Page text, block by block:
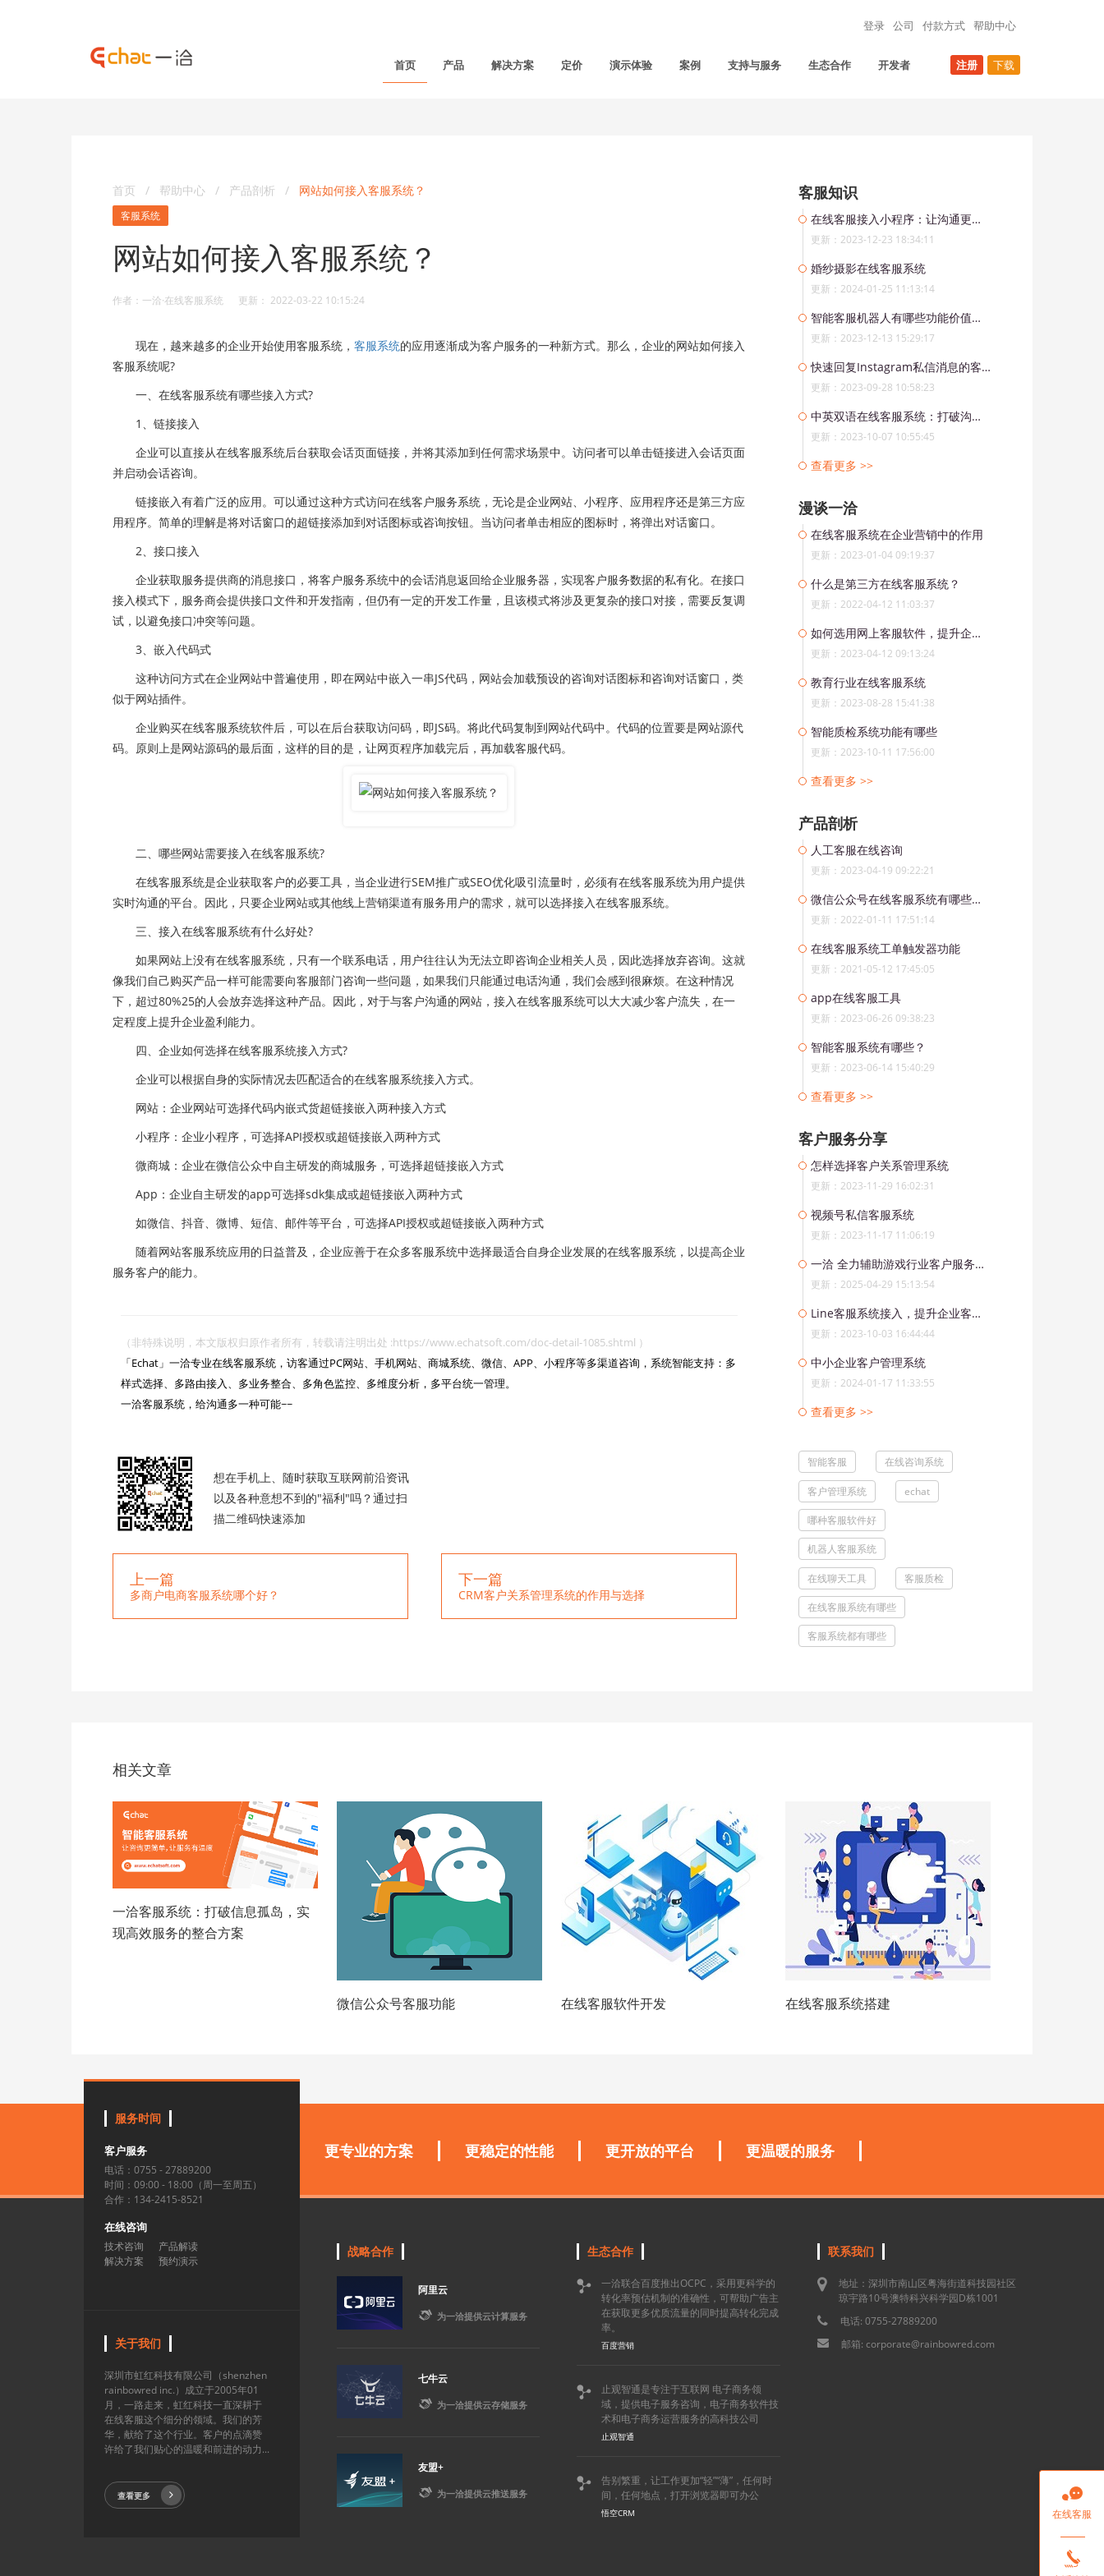
登录 公司 付款方式 帮助中心
首页 产品 解决方案 定价 演示体验 案例 支持与服务 生态合作 开发者 注册 下载
首页 / 帮助中心 / 产品剖析 / 网站如何接入客服系统？
客服系统
网站如何接入客服系统？
作者：一洽·在线客服系统 更新： 2022-03-22 10:15:24
现在，越来越多的企业开始使用客服系统， 客服系统的应用逐渐成为客户服务的一种新方式。那么，企业的网站如何接入
客服系统呢?
一、在线客服系统有哪些接入方式?
1、链接接入
企业可以直接从在线客服系统后台获取会话页面链接，并将其添加到任何需求场景中。访问者可以单击链接进入会话页面
并启动会话咨询。
链接嵌入有着广泛的应用。可以通过这种方式访问在线客户服务系统，无论是企业网站、小程序、应用程序还是第三方应
用程序。简单的理解是将对话窗口的超链接添加到对话图标或咨询按钮。当访问者单击相应的图标时，将弹出对话窗口。
2、接口接入
企业获取服务提供商的消息接口，将客户服务系统中的会话消息返回给企业服务器，实现客户服务数据的私有化。在接口
接入模式下，服务商会提供接口文件和开发指南，但仍有一定的开发工作量，且该模式将涉及更复杂的接口对接，需要反复调
试，以避免接口冲突等问题。
3、嵌入代码式
这种访问方式在企业网站中普遍使用，即在网站中嵌入一串JS代码，网站会加载预设的咨询对话图标和咨询对话窗口，类
似于网站插件。
企业购买在线客服系统软件后，可以在后台获取访问码，即JS码。将此代码复制到网站代码中。代码的位置要是网站源代
码。原则上是网站源码的最后面，这样的目的是，让网页程序加载完后，再加载客服代码。
二、哪些网站需要接入在线客服系统?
在线客服系统是企业获取客户的必要工具，当企业进行SEM推广或SEO优化吸引流量时，必须有在线客服系统为用户提供
实时沟通的平台。因此，只要企业网站或其他线上营销渠道有服务用户的需求，就可以选择接入在线客服系统。
三、接入在线客服系统有什么好处?
如果网站上没有在线客服系统，只有一个联系电话，用户往往认为无法立即咨询企业相关人员，因此选择放弃咨询。这就
像我们自己购买产品一样可能需要向客服部门咨询一些问题，如果我们只能通过电话沟通，我们会感到很麻烦。在这种情况
下，超过80%25的人会放弃选择这种产品。因此，对于与客户沟通的网站，接入在线客服系统可以大大减少客户流失，在一
定程度上提升企业盈利能力。
四、企业如何选择在线客服系统接入方式?
企业可以根据自身的实际情况去匹配适合的在线客服系统接入方式。
网站：企业网站可选择代码内嵌式货超链接嵌入两种接入方式
小程序：企业小程序，可选择API授权或超链接嵌入两种方式
微商城：企业在微信公众中自主研发的商城服务，可选择超链接嵌入方式
App：企业自主研发的app可选择sdk集成或超链接嵌入两种方式
如微信、抖音、微博、短信、邮件等平台，可选择API授权或超链接嵌入两种方式
随着网站客服系统应用的日益普及，企业应善于在众多客服系统中选择最适合自身企业发展的在线客服系统，以提高企业
服务客户的能力。
（非特殊说明，本文版权归原作者所有，转载请注明出处 :https://www.echatsoft.com/doc-detail-1085.shtml ）
「Echat」一洽专业在线客服系统，访客通过PC网站、手机网站、商城系统、微信、APP、小程序等多渠道咨询，系统智能支持：多
样式选择、多路由接入、多业务整合、多角色监控、多维度分析，多平台统一管理。
一洽客服系统，给沟通多一种可能~~
想在手机上、随时获取互联网前沿资讯
以及各种意想不到的"福利"吗？通过扫
描二维码快速添加
上一篇
多商户电商客服系统哪个好？
下一篇
CRM客户关系管理系统的作用与选择
客服知识
在线客服接入小程序：让沟通更高效便捷
更新：2023-12-23 18:34:11
婚纱摄影在线客服系统
更新：2024-01-25 11:13:14
智能客服机器人有哪些功能价值和优势
更新：2023-12-13 15:29:17
快速回复Instagram私信消息的客服系统解决方案
更新：2023-09-28 10:58:23
中英双语在线客服系统：打破沟通壁垒，提升用户体验
更新：2023-10-07 10:55:45
查看更多 >>
漫谈一洽
在线客服系统在企业营销中的作用
更新：2023-01-04 09:19:37
什么是第三方在线客服系统？
更新：2022-04-12 11:03:37
如何选用网上客服软件，提升企业竞争力？
更新：2023-04-12 09:13:24
教育行业在线客服系统
更新：2023-08-28 15:41:38
智能质检系统功能有哪些
更新：2023-10-11 17:56:00
查看更多 >>
产品剖析
人工客服在线咨询
更新：2023-04-19 09:22:21
微信公众号在线客服系统有哪些功能？
更新：2022-01-11 17:51:14
在线客服系统工单触发器功能
更新：2021-05-12 17:45:05
app在线客服工具
更新：2023-06-26 09:38:23
智能客服系统有哪些？
更新：2023-06-14 15:40:29
查看更多 >>
客户服务分享
怎样选择客户关系管理系统
更新：2023-11-29 16:02:31
视频号私信客服系统
更新：2023-11-17 11:06:19
一洽 全力辅助游戏行业客户服务解决方案
更新：2025-04-29 15:13:54
Line客服系统接入，提升企业客户服务水平
更新：2023-10-03 16:44:44
中小企业客户管理系统
更新：2024-01-17 11:33:55
查看更多 >>
智能客服 在线咨询系统
客户管理系统 echat
哪种客服软件好
机器人客服系统
在线聊天工具 客服质检
在线客服系统有哪些
客服系统都有哪些
相关文章
一洽客服系统：打破信息孤岛，实
现高效服务的整合方案
微信公众号客服功能 在线客服软件开发 在线客服系统搭建
更专业的方案 更稳定的性能 更开放的平台 更温暖的服务
服务时间
客户服务
电话：0755 - 27889200
时间：09:00 - 18:00（周一至周五）
合作：134-2415-8521
在线咨询
技术咨询
产品解读
解决方案
预约演示
关于我们
深圳市虹红科技有限公司（shenzhen
rainbowred inc.）成立于2005年01
月，一路走来，虹红科技一直深耕于
在线客服这个细分的领域。我们的芳
华，献给了这个行业。客户的点滴赞
许给了我们贴心的温暖和前进的动力...
查看更多
战略合作
阿里云
 为一洽提供云计算服务
七牛云
 为一洽提供云存储服务
友盟+
 为一洽提供云推送服务
生态合作

一洽联合百度推出OCPC，采用更科学的
转化率预估机制的准确性，可帮助广告主
在获取更多优质流量的同时提高转化完成
率。
百度营销

止观智通是专注于互联网 电子商务领
域，提供电子服务咨询，电子商务软件技
术和电子商务运营服务的高科技公司
止观智通

告别繁重，让工作更加“轻”“薄”，任何时
间，任何地点，打开浏览器即可办公
悟空CRM
联系我们
地址：深圳市南山区粤海街道科技园社区
琼宇路10号澳特科兴科学园D栋1001
电话: 0755-27889200
邮箱: corporate@rainbowred.com

在线客服
